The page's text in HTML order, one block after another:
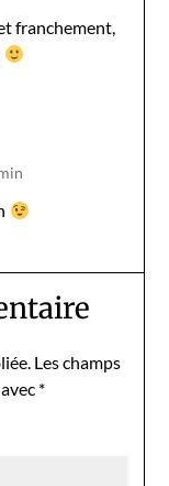
franchement,
Les champs
*